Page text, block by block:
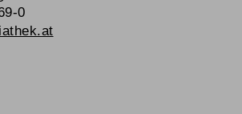
0